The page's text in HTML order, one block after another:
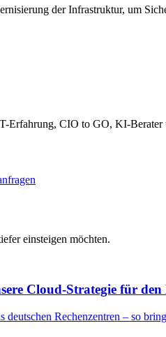
der Infrastruktur, um
Erfahrung, CIO to GO, KI-
einsteigen möchten.
Cloud-Strategie für
deutschen Rechenzentren – so